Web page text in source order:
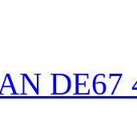
DE67